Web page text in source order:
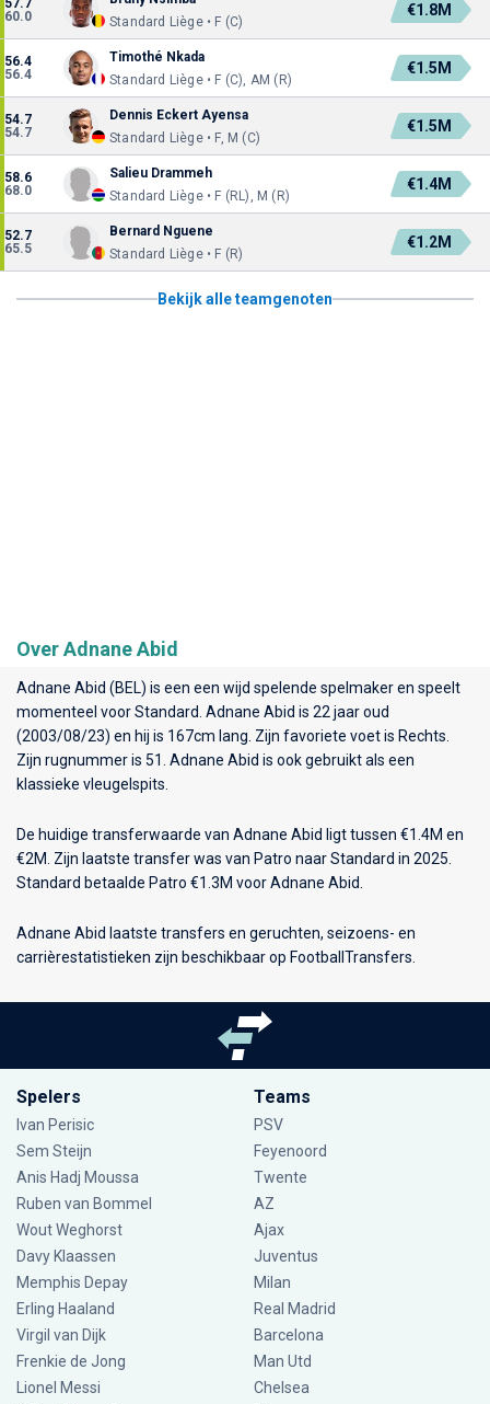
60.0
Standard Liège • F (C)
€1.8M
56.4
56.4
Timothé Nkada
Standard Liège • F (C), AM (R)
€1.5M
54.7
54.7
Dennis Eckert Ayensa
Standard Liège • F, M (C)
€1.5M
58.6
68.0
Salieu Drammeh
Standard Liège • F (RL), M (R)
€1.4M
52.7
65.5
Bernard Nguene
Standard Liège • F (R)
€1.2M
Bekijk alle teamgenoten
Over Adnane Abid
Adnane Abid (BEL) is een een wijd spelende spelmaker en speelt
momenteel voorStandard . Adnane Abid is 22 jaar oud
(2003/08/23) en hij is 167cm lang. Zijn favoriete voet is Rechts.
Zijn rugnummer is 51. Adnane Abid is ook gebruikt als een
klassieke vleugelspits.
De huidige transferwaarde van Adnane Abid ligt tussen €1.4M en
€2M. Zijn laatste transfer was van Patro naar Standard in 2025.
Standard betaalde Patro €1.3M voor Adnane Abid.
Adnane Abid laatste transfers en geruchten, seizoens- en
carrièrestatistieken zijn beschikbaar op FootballTransfers.
Spelers
Ivan Perisic
Sem Steijn
Anis Hadj Moussa
Ruben van Bommel
Wout Weghorst
Davy Klaassen
Memphis Depay
Erling Haaland
Virgil van Dijk
Frenkie de Jong
Lionel Messi
Teams
PSV
Feyenoord
Twente
AZ
Ajax
Juventus
Milan
Real Madrid
Barcelona
Man Utd
Chelsea